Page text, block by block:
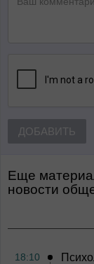
ДОБАВИТЬ
Еще
Новости
18:10